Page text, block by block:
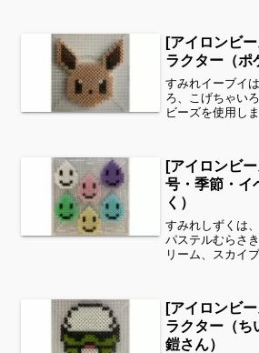
た！こちらは９
以内のものです。
[アイロン
ラクター（ポ
すみれイーブイ
ろ、こげちゃい
ビーズを使用し
時間がありまし
いてみてくださ
[アイロン
号・季節・イ
く）
すみれしずくは
パステルむらさ
リーム、スカイ
リーズ別に図案
お時間がありま
[アイロン
ラクター（ち
鎧さん）